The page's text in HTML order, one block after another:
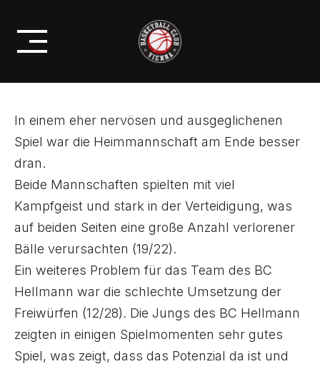
content
HALLMANN U19 GEGEN
KAPFENBERG
In einem eher nervösen und ausgeglichenen
Spiel war die Heimmannschaft am Ende besser
dran.
Beide Mannschaften spielten mit viel
Kampfgeist und stark in der Verteidigung, was
auf beiden Seiten eine große Anzahl verlorener
Bälle verursachten (19/22).
Ein weiteres Problem für das Team des BC
Hellmann war die schlechte Umsetzung der
Freiwürfen (12/28). Die Jungs des BC Hellmann
zeigten in einigen Spielmomenten sehr gutes
Spiel, was zeigt, dass das Potenzial da ist und